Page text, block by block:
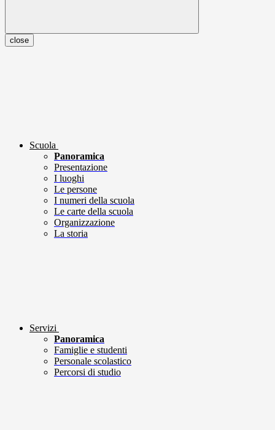
close
Scuola
Panoramica
Presentazione
I luoghi
Le persone
I numeri della scuola
Le carte della scuola
Organizzazione
La storia
Servizi
Panoramica
Famiglie e studenti
Personale scolastico
Percorsi di studio